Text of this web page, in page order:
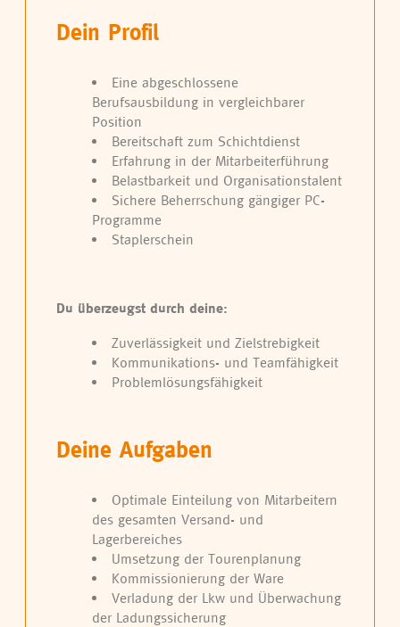
Dein Profil
Eine abgeschlossene
Berufsausbildung in vergleichbarer
Position
Bereitschaft zum Schichtdienst
Erfahrung in der Mitarbeiterführung
Belastbarkeit und Organisationstalent
Sichere Beherrschung gängiger PC-
Programme
Staplerschein
Du überzeugst durch deine:
Zuverlässigkeit und Zielstrebigkeit
Kommunikations- und Teamfähigkeit
Problemlösungsfähigkeit
Deine Aufgaben
Optimale Einteilung von Mitarbeitern
des gesamten Versand- und
Lagerbereiches
Umsetzung der Tourenplanung
Kommissionierung der Ware
Verladung der Lkw und Überwachung
der Ladungssicherung